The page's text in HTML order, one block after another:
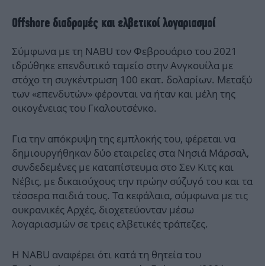
Offshore διαδρομές και ελβετικοί λογαριασμοί
Σύμφωνα με τη NABU τον Φεβρουάριο του 2021
ιδρύθηκε επενδυτικό ταμείο στην Ανγκουίλα με
στόχο τη συγκέντρωση 100 εκατ. δολαρίων. Μεταξύ
των «επενδυτών» φέρονται να ήταν και μέλη της
οικογένειας του Γκαλουτσένκο.
Για την απόκρυψη της εμπλοκής του, φέρεται να
δημιουργήθηκαν δύο εταιρείες στα Νησιά Μάρσαλ,
συνδεδεμένες με καταπίστευμα στο Σεν Κιτς και
Νέβις, με δικαιούχους την πρώην σύζυγό του και τα
τέσσερα παιδιά τους. Τα κεφάλαια, σύμφωνα με τις
ουκρανικές Αρχές, διοχετεύονταν μέσω
λογαριασμών σε τρεις ελβετικές τράπεζες.
Η NABU αναφέρει ότι κατά τη θητεία του